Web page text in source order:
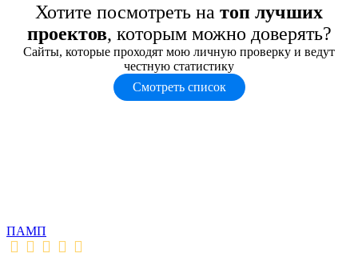
Хотите посмотреть на топ лучших
проектов, которым можно доверять?
Сайты, которые проходят мою личную проверку и ведут
честную статистику
Смотреть список
ПАМП